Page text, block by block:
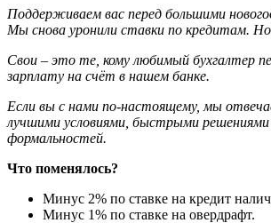
Поддерживаем вас перед большими
Мы снова уронили ставки по кредитам. Но
Свои – это те, кому любимый бухгалтер
зарплату на счёт в нашем банке.
Если вы с нами по-настоящему, мы
лучшими условиями, быстрыми
формальностей.
Что поменялось?
Минус 2% по ставке на кредит
Минус 1% по ставке на овердрафт.